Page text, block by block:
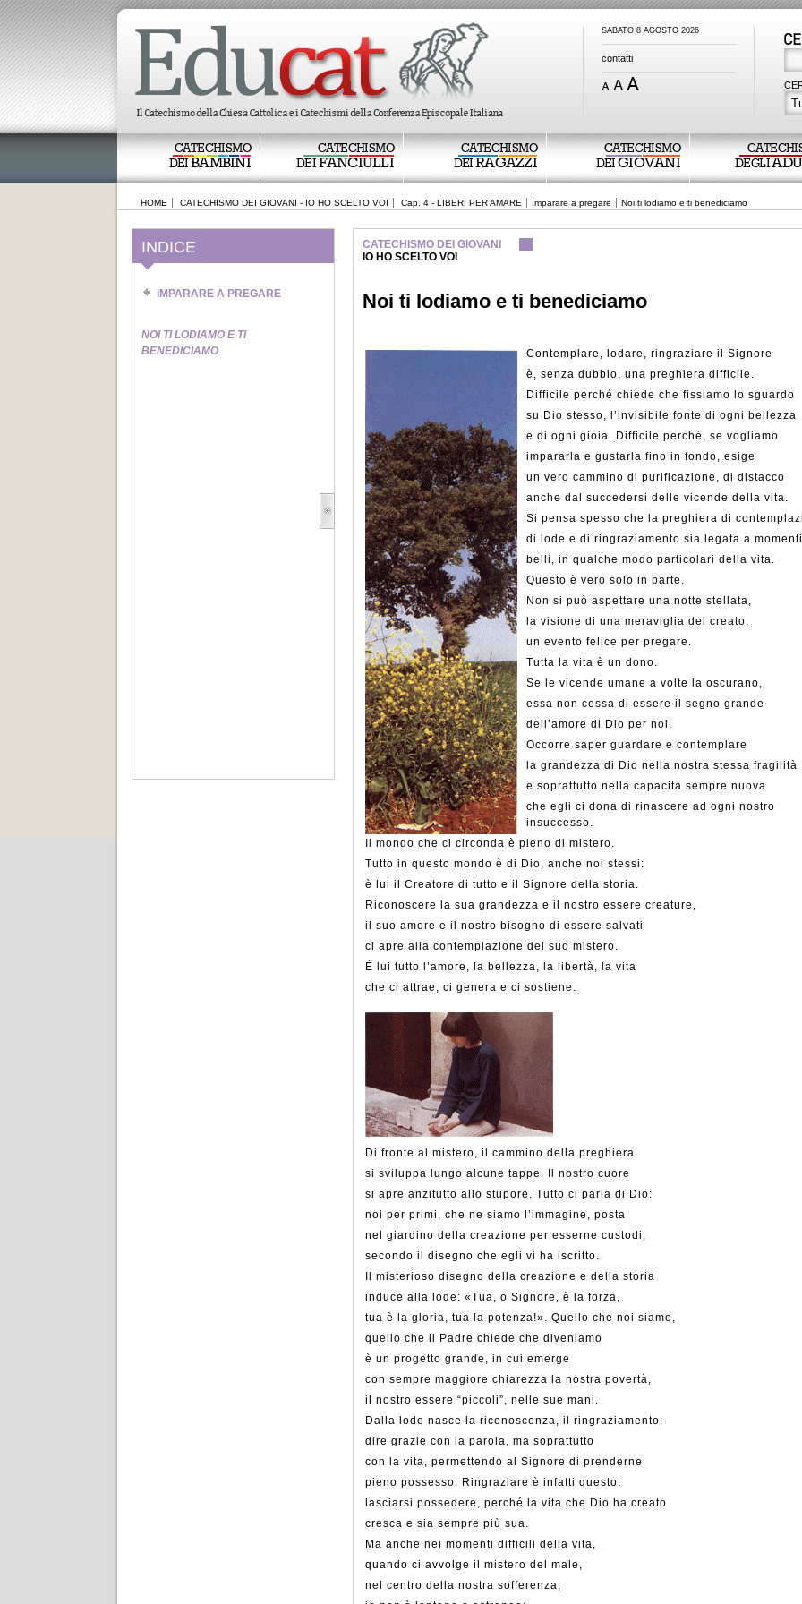
SABATO 8 AGOSTO 2026
contatti
CATECHISMO
DEIBAMBINI
CATECHISMO
DEIFANCIULLI
CATECHISMO
DEIRAGAZZI
CATECHISMO
DEIGIOVANI
DEGLI
HOME CATECHISMO DEI GIOVANI - IO HO SCELTO VOI Cap. 4 - LIBERI PER AMARE Imparare a pregare Noi ti lodiamo e ti benediciamo
INDICE
IMPARARE A PREGARE
NOI TI LODIAMO E TI
BENEDICIAMO
CATECHISMO DEI GIOVANI
IO HO SCELTO VOI
Noi ti lodiamo e ti benediciamo
Contemplare, lodare, ringraziare il Signore
è, senza dubbio, una preghiera difficile.
Difficile perché chiede che fissiamo lo sguardo
su Dio stesso, l’invisibile fonte di ogni bellezza
e di ogni gioia. Difficile perché, se vogliamo
impararla e gustarla fino in fondo, esige
un vero cammino di purificazione, di distacco
anche dal succedersi delle vicende della vita.
Si pensa spesso che la preghiera di
di lode e di ringraziamento sia legata a momenti
belli, in qualche modo particolari della vita.
Questo è vero solo in parte.
Non si può aspettare una notte stellata,
la visione di una meraviglia del creato,
un evento felice per pregare.
Tutta la vita è un dono.
Se le vicende umane a volte la oscurano,
essa non cessa di essere il segno grande
dell’amore di Dio per noi.
Occorre saper guardare e contemplare
la grandezza di Dio nella nostra stessa fragilità
e soprattutto nella capacità sempre nuova
che egli ci dona di rinascere ad ogni nostro
insuccesso.
Il mondo che ci circonda è pieno di mistero.
Tutto in questo mondo è di Dio, anche noi stessi:
è lui il Creatore di tutto e il Signore della storia.
Riconoscere la sua grandezza e il nostro essere creature,
il suo amore e il nostro bisogno di essere salvati
ci apre alla contemplazione del suo mistero.
È lui tutto l’amore, la bellezza, la libertà, la vita
che ci attrae, ci genera e ci sostiene.
Di fronte al mistero, il cammino della preghiera
si sviluppa lungo alcune tappe. Il nostro cuore
si apre anzitutto allo stupore. Tutto ci parla di Dio:
noi per primi, che ne siamo l’immagine, posta
nel giardino della creazione per esserne custodi,
secondo il disegno che egli vi ha iscritto.
Il misterioso disegno della creazione e della storia
induce alla lode: «Tua, o Signore, è la forza,
tua è la gloria, tua la potenza!». Quello che noi siamo,
quello che il Padre chiede che diveniamo
è un progetto grande, in cui emerge
con sempre maggiore chiarezza la nostra povertà,
il nostro essere “piccoli”, nelle sue mani.
Dalla lode nasce la riconoscenza, il ringraziamento:
dire grazie con la parola, ma soprattutto
con la vita, permettendo al Signore di prenderne
pieno possesso. Ringraziare è infatti questo:
lasciarsi possedere, perché la vita che Dio ha creato
cresca e sia sempre più sua.
Ma anche nei momenti difficili della vita,
quando ci avvolge il mistero del male,
nel centro della nostra sofferenza,